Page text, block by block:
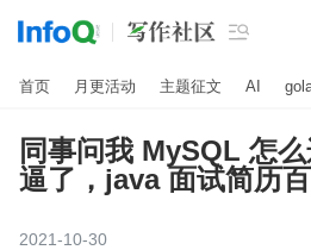

首页 月更活动 主题征文 AI
同事问我 MySQL 怎
逼了，java 面试简历
2021-10-30